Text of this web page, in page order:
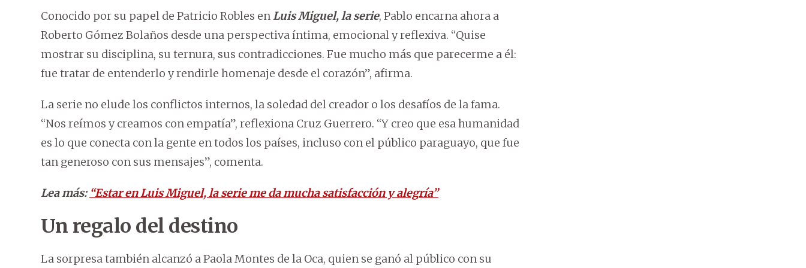
Conocido por su papel de Patricio Robles enLuis Miguel, la serie, Pablo encarna ahora a
Roberto Gómez Bolaños desde una perspectiva íntima, emocional y reflexiva. “Quise
mostrar su disciplina, su ternura, sus contradicciones. Fue mucho más que parecerme a él:
fue tratar de entenderlo y rendirle homenaje desde el corazón”, afirma.
La serie no elude los conflictos internos, la soledad del creador o los desafíos de la fama.
“Nos reímos y creamos con empatía”, reflexiona Cruz Guerrero. “Y creo que esa humanidad
es lo que conecta con la gente en todos los países, incluso con el público paraguayo, que fue
tan generoso con sus mensajes”, comenta.
Lea más: “Estar en Luis Miguel, la serie me da mucha satisfacción y alegría”
Un regalo del destino
La sorpresa también alcanzó a Paola Montes de la Oca, quien se ganó al público con su